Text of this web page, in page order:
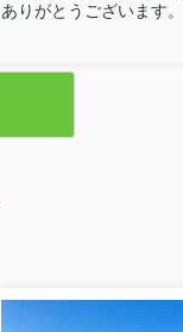
ありがとうございます。